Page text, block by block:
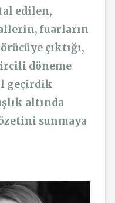
edilen,
fuarların
çıktığı,
döneme
geçirdik
altında
sunmaya